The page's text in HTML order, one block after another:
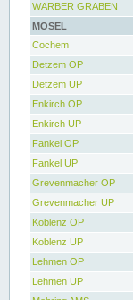
WARBER GRABEN
MOSEL
Cochem
Detzem OP
Detzem UP
Enkirch OP
Enkirch UP
Fankel OP
Fankel UP
Grevenmacher OP
Grevenmacher UP
Koblenz OP
Koblenz UP
Lehmen OP
Lehmen UP